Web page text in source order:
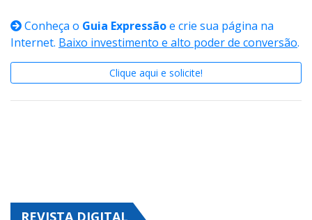
Guia Expressão e crie sua página na
Internet.Baixo investimento e alto poder de conversão.